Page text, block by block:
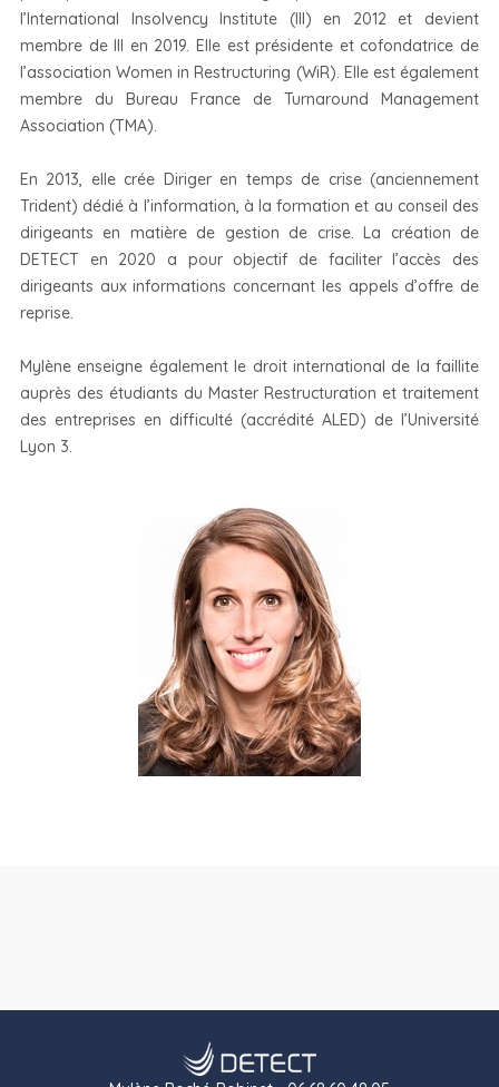
l’International Insolvency Institute (III) en 2012 et devient
membre de III en 2019. Elle est présidente et cofondatrice de
l’association Women in Restructuring (WiR). Elle est également
membre du Bureau France de Turnaround Management
Association (TMA).
En 2013, elle crée Diriger en temps de crise (anciennement
Trident) dédié à l’information, à la formation et au conseil des
dirigeants en matière de gestion de crise. La création de
DETECT en 2020 a pour objectif de faciliter l’accès des
dirigeants aux informations concernant les appels d’offre de
reprise.
Mylène enseigne également le droit international de la faillite
auprès des étudiants du Master Restructuration et traitement
des entreprises en difficulté (accrédité ALED) de l’Université
Lyon 3.